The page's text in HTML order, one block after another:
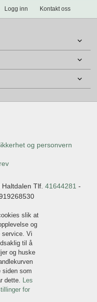
Logg inn Kontakt oss
og personvern
Tlf. 41644281 -
slik at
og
service. Vi
til å
og huske
siden som
dette.
Les
for